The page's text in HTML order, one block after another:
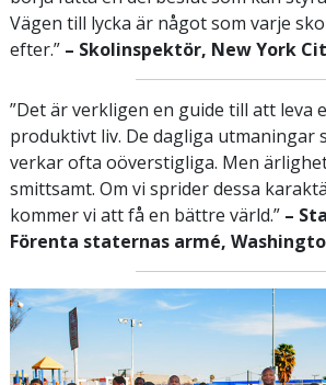
Vägen till lycka är något som varje
efter.” – Skolinspektör, New York
”Det är verkligen en guide till att leva
produktivt liv. De dagliga utmaningar
verkar ofta oöverstigliga. Men
smittsamt. Om vi sprider dessa
kommer vi att få en bättre värld.” –
Förenta staternas armé,